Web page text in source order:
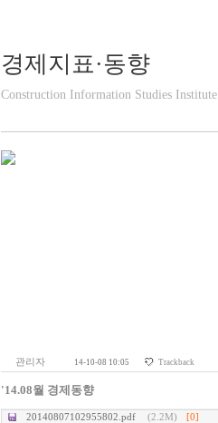
경제지표·동향
Construction Information Studies Institute
관리자 14-10-08 10:05 Trackback
'14.08월 경제동향
20140807102955802.pdf (2.2M) [0]